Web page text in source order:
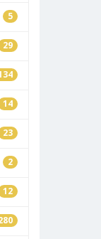
5
29
14
23
2
12